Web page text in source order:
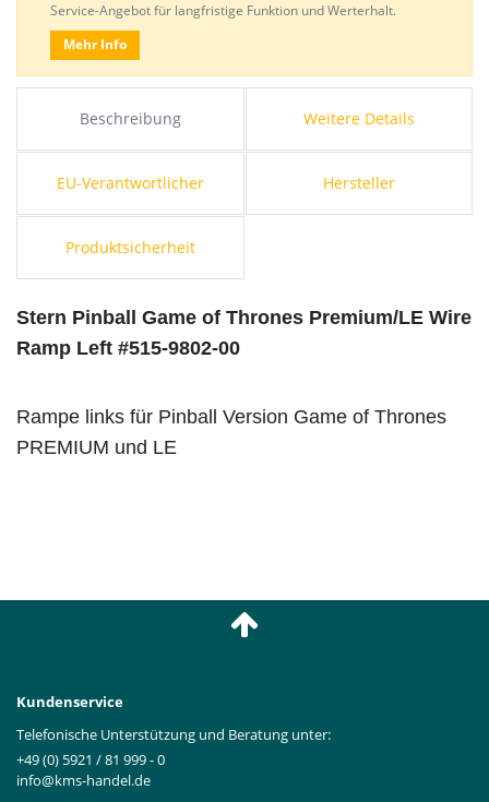
Beschreibung Weitere Details
EU-Verantwortlicher Hersteller
Produktsicherheit
Stern Pinball Game of Thrones Premium/LE Wire
Ramp Left #515-9802-00
Rampe links für Pinball Version Game of Thrones
PREMIUM und LE
Service-Angebot für langfristige Funktion und Werterhalt.
Mehr Info
Kundenservice
Telefonische Unterstützung und Beratung unter:
+49 (0) 5921 / 81 999 - 0
info@kms-handel.de